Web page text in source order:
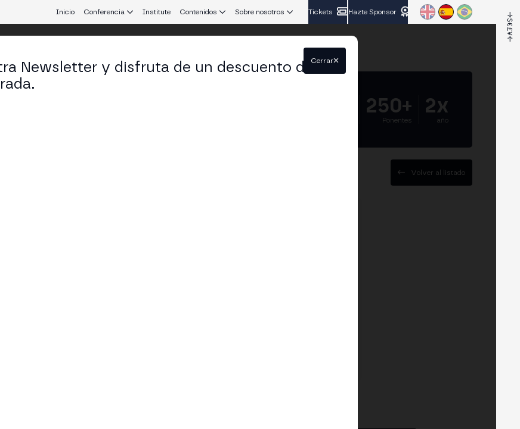
Inicio Conferencia Institute Contenidos Sobre nosotros Tickets Hazte Sponsor
Europa y Latinoamérica.
250+
Ponentes
2x
año
Volver al listado
Newsletter y disfruta de un descuento delCerrar